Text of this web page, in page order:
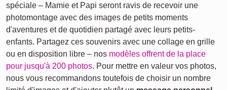
spéciale – Mamie et Papi seront ravis de recevoir une
photomontage avec des images de petits moments
d'aventures et de quotidien partagé avec leurs petits-
enfants. Partagez ces souvenirs avec une collage en grille
ou en disposition libre – nos modèles offrent de la place
pour jusqu'à 200 photos. Pour mettre en valeur vos photos,
nous vous recommandons toutefois de choisir un nombre